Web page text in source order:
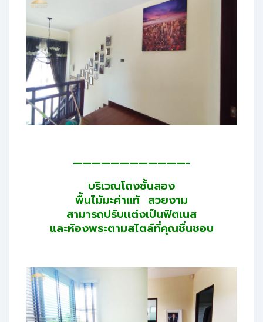
————————————-
บริเวณโถงชั้นสอง
พื้นไม้มะค่าแท้ สวยงาม
สามารถปรับเเต่งเป็นฟิตเนส
และห้องพระตามสไตล์ที่คุณชื่นชอบ